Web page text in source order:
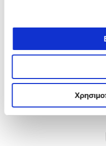
Aprilia
βασίζεται σε διπλή
των προτέρων) και